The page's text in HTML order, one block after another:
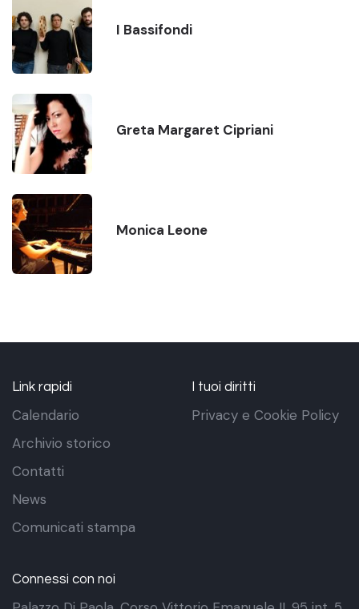
I Bassifondi
Greta Margaret Cipriani
Monica Leone
Link rapidi
Calendario
Archivio storico
Contatti
News
Comunicati stampa
I tuoi diritti
Privacy e Cookie Policy
Connessi con noi